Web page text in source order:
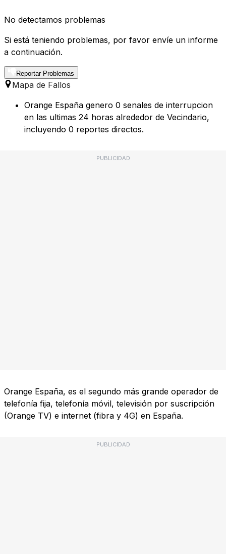
No detectamos problemas
Si está teniendo problemas, por favor envíe un informe
a continuación.
Reportar Problemas
Mapa de Fallos
Orange España genero 0 senales de interrupcion
en las ultimas 24 horas alrededor de Vecindario,
incluyendo 0 reportes directos.
PUBLICIDAD
Orange España, es el segundo más grande operador de
telefonía fija, telefonía móvil, televisión por suscripción
(Orange TV) e internet (fibra y 4G) en España.
PUBLICIDAD